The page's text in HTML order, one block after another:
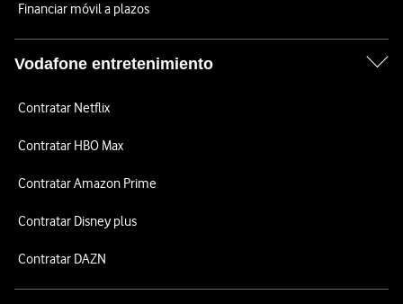
Financiar móvil a plazos
Vodafone entretenimiento
Contratar Netflix
Contratar HBO Max
Contratar Amazon Prime
Contratar Disney plus
Contratar DAZN